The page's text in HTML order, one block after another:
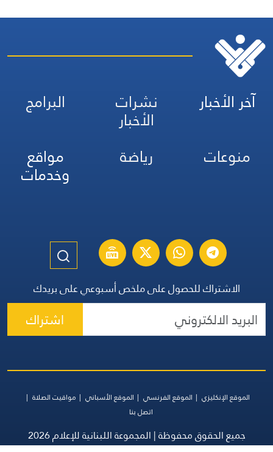
آخر الأخبار نشرات
الأخبار
البرامج
منوعات
رياضة مواقع
وخدمات
الاشتراك للحصول على ملخص أسبوعي على بريدك
اشتراك
الموقع الإنكليزي الموقع الفرنسي الموقع الأسباني
مواقيت الصلاة
اتصل بنا
جميع الحقوق محفوظة | المجموعة اللبنانية للإعلام 2026